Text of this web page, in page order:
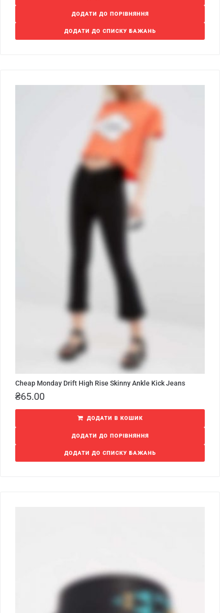
ДОДАТИ ДО ПОРІВНЯННЯ
ДОДАТИ ДО СПИСКУ БАЖАНЬ
Cheap Monday Drift High Rise Skinny Ankle Kick Jeans
₴65.00
ДОДАТИ В КОШИК
ДОДАТИ ДО ПОРІВНЯННЯ
ДОДАТИ ДО СПИСКУ БАЖАНЬ